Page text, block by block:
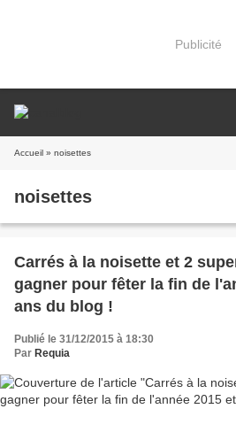
Publicité
Accueil » noisettes
noisettes
Carrés à la noisette et 2
gagner pour fêter la fin de
ans du blog !
Publié le 31/12/2015 à 18:30
Par Requia